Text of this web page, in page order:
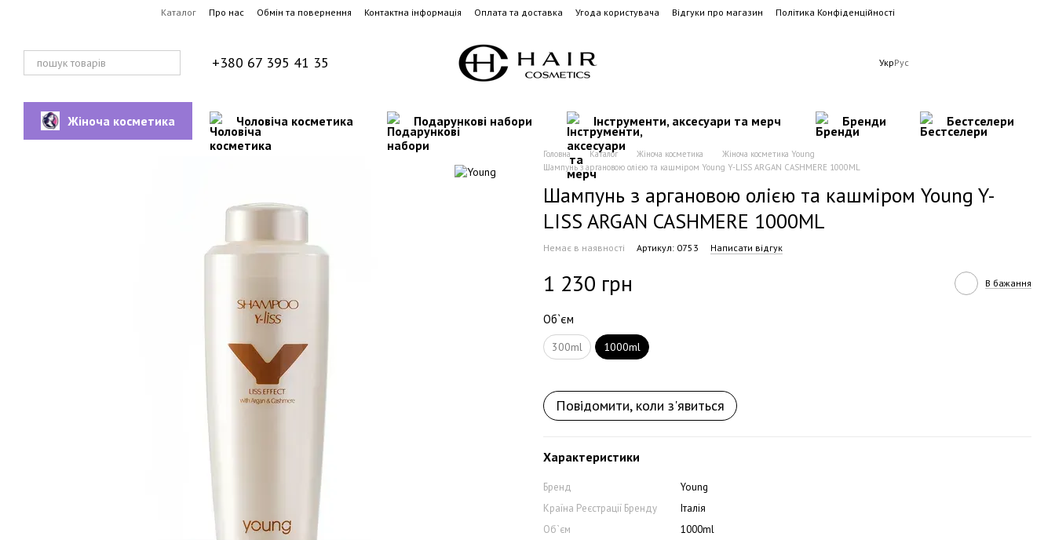
Перейти до основного контентуКаталог Про нас Обмін та повернення Контактна інформація Оплата та доставка Угода користувача Відгуки про магазин Політика Конфіденційності
+380 67 395 41 35 УкрРус
Жіноча косметика Чоловіча косметика Подарункові набори Інструменти, аксесуари та мерч Бренди Бестселери
Головна Каталог Жіноча косметика
Жіноча косметика Young
Шампунь з аргановою олією та кашміром Young Y-LISS ARGAN CASHMERE 1000ML
Шампунь з аргановою олією та кашміром Young Y-
LISS ARGAN CASHMERE 1000ML
Немає в наявності Артикул: 0753 Написати відгук
1 230 грн В бажання
Об`єм
300ml 1000ml
Повідомити, коли з'явиться
Характеристики
Бренд
Young
Країна Реєстрації Бренду
Італія
Об`єм
1000ml